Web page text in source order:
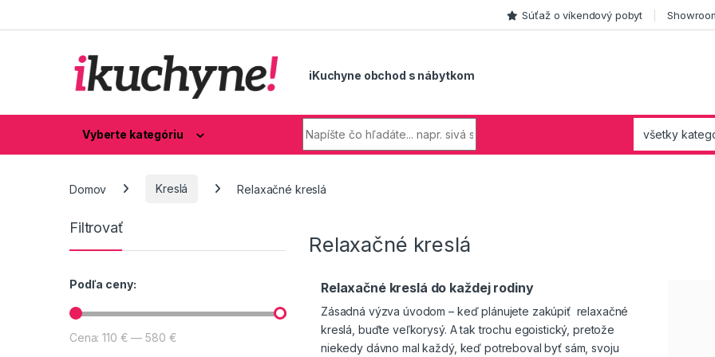
Súťaž o víkendový pobyt
iKuchyne obchod s nábytkom
Vyberte kategóriu
Domov Kreslá Relaxačné kreslá
Relaxačné kreslá
Relaxačné kreslá do každej rodiny
Zásadná výzva úvodom – keď plánujete zakúpiť relaxačné
kreslá, buďte veľkorysý. A tak trochu egoistický, pretože
niekedy dávno mal každý, keď potreboval byť sám, svoju
Filtrovať
Podľa ceny:
Minimálna cena
Maximálna cena
Cena:110 € —580 €